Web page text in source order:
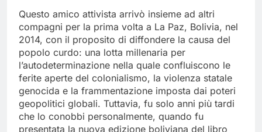
Questo amico attivista arrivò insieme ad altri
compagni per la prima volta a La Paz, Bolivia, nel
2014, con il proposito di diffondere la causa del
popolo curdo: una lotta millenaria per
l’autodeterminazione nella quale confluiscono le
ferite aperte del colonialismo, la violenza statale
genocida e la frammentazione imposta dai poteri
geopolitici globali. Tuttavia, fu solo anni più tardi
che lo conobbi personalmente, quando fu
presentata la nuova edizione boliviana del libro